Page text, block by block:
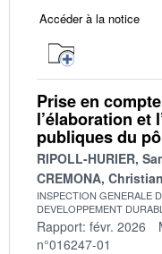
Accéder à la notice
Prise en
l’élaboration et
publiques du
RIPOLL-HURIER,
CREMONA, Christian
INSPECTION GENERALE
DEVELOPPEMENT
Rapport: févr. 2026
n°016247-01